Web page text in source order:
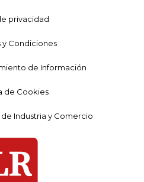
privacidad
y Condiciones
de Información
de Cookies
Industria y Comercio